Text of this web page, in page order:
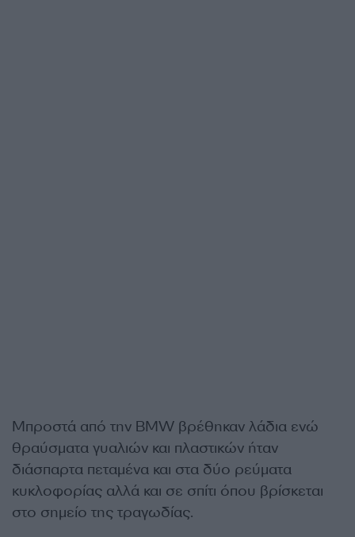
Μπροστά από την BMW βρέθηκαν λάδια ενώ
θραύσματα γυαλιών και πλαστικών ήταν
διάσπαρτα πεταμένα και στα δύο ρεύματα
κυκλοφορίας αλλά και σε σπίτι όπου βρίσκεται
στο σημείο της τραγωδίας.